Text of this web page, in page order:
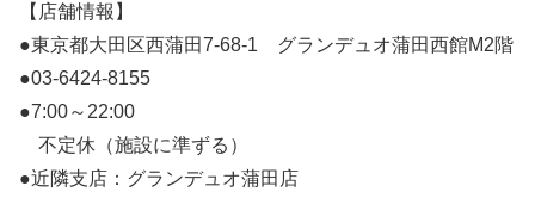
【店舗情報】
●東京都大田区西蒲田7-68-1 グランデュオ蒲田西館M2階
●03-6424-8155
●7:00～22:00
不定休（施設に準ずる）
●近隣支店：グランデュオ蒲田店